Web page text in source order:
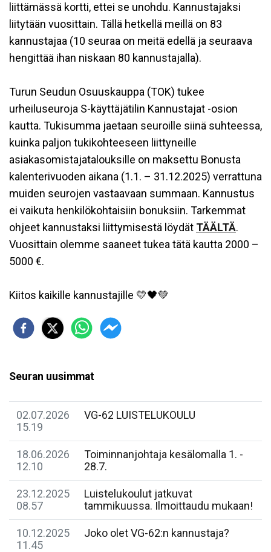
liittämässä kortti, ettei se unohdu. Kannustajaksi
liitytään vuosittain. Tällä hetkellä meillä on 83
kannustajaa (10 seuraa on meitä edellä ja seuraava
hengittää ihan niskaan 80 kannustajalla).
Turun Seudun Osuuskauppa (TOK) tukee
urheiluseuroja S-käyttäjätilin Kannustajat -osion
kautta. Tukisumma jaetaan seuroille siinä suhteessa,
kuinka paljon tukikohteeseen liittyneille
asiakasomistajatalouksille on maksettu Bonusta
kalenterivuoden aikana (1.1. – 31.12.2025) verrattuna
muiden seurojen vastaavaan summaan. Kannustus
ei vaikuta henkilökohtaisiin bonuksiin. Tarkemmat
ohjeet kannustaksi liittymisestä löydät TÄÄLTÄ.
Vuosittain olemme saaneet tukea tätä kautta 2000 –
5000 €.
Kiitos kaikille kannustajille 💛🖤💚
Seuran uusimmat
02.07.2026
15.19
VG-62 LUISTELUKOULU
18.06.2026
12.10
Toiminnanjohtaja kesälomalla 1. -
28.7.
23.12.2025
08.57
Luistelukoulut jatkuvat
tammikuussa. Ilmoittaudu mukaan!
10.12.2025
11.45
Joko olet VG-62:n kannustaja?